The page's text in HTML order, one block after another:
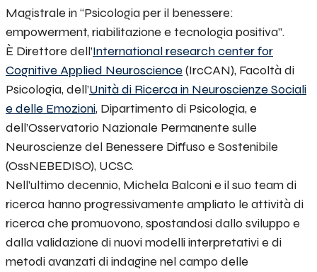
Magistrale in “Psicologia per il benessere:
empowerment, riabilitazione e tecnologia positiva”.
È Direttore dell’International research center for
Cognitive Applied Neuroscience (IrcCAN), Facoltà di
Psicologia, dell’Unità di Ricerca in Neuroscienze Sociali
e delle Emozioni, Dipartimento di Psicologia, e
dell’Osservatorio Nazionale Permanente sulle
Neuroscienze del Benessere Diffuso e Sostenibile
(OssNEBEDISO), UCSC.
Nell’ultimo decennio, Michela Balconi e il suo team di
ricerca hanno progressivamente ampliato le attività di
ricerca che promuovono, spostandosi dallo sviluppo e
dalla validazione di nuovi modelli interpretativi e di
metodi avanzati di indagine nel campo delle